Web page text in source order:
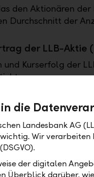
den Aktionären
Durchschnitt der
der LLB-Aktie
und Kurserfolg der
gelten
die
Landesbank AG
Wir
der digitalen
Überblick darüber,